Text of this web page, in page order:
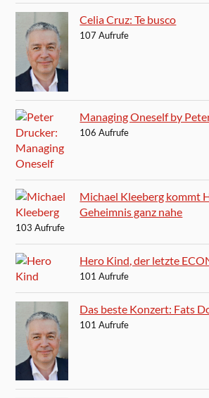
Celia Cruz: Te busco
107 Aufrufe
Managing Oneself by
106 Aufrufe
Michael Kleeberg kommt
Geheimnis ganz nahe
103 Aufrufe
Hero Kind, der letzte
101 Aufrufe
Das beste Konzert: Fats
101 Aufrufe